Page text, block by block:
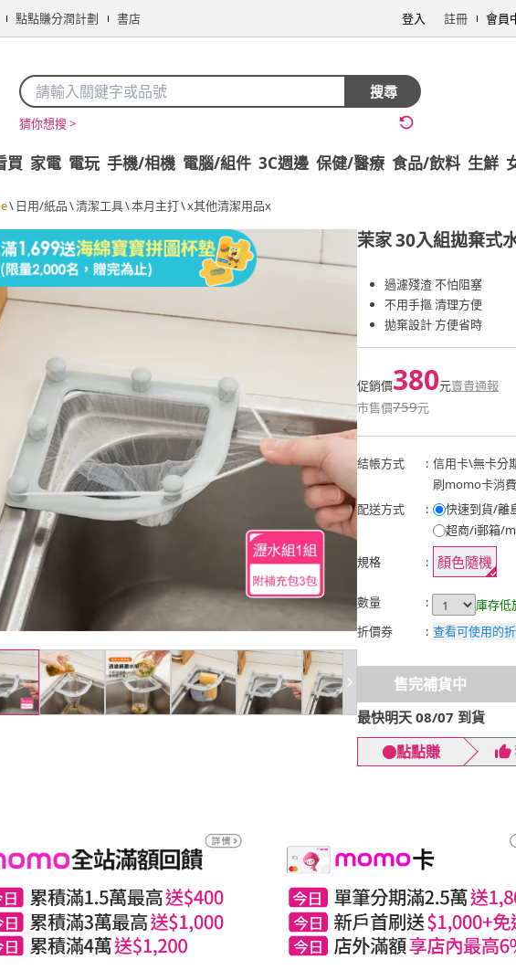
點點賺分潤計劃 書店 登入 註冊 會員
搜尋
猜你想搜 >
買 家電 電玩 手機/相機 電腦/組件 3C週邊 保健/醫療 食品/飲料 生鮮
\ 日用/紙品\清潔工具\本月主打\x其他清潔用品x
茉家30入組拋棄式
過濾殘渣 不怕阻塞
不用手摳 清理方便
拋棄設計 方便省時
促銷價380元賣貴通報
市售價759元
結帳方式 : 信用卡\無卡分
刷momo卡消
配送方式
:
快速到貨/離
超商/i郵箱/
規格
: 顏色隨機
數量 :
庫存低
折價券
: 查看可使用的
售完補貨中
最快明天 08/07 到貨
點點賺